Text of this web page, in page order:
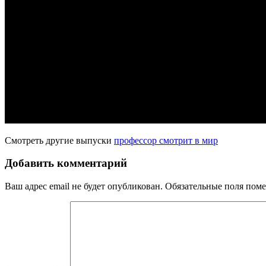
Смотреть другие выпуски профессор смотрит в мир
Добавить комментарий
Ваш адрес email не будет опубликован. Обязательные поля